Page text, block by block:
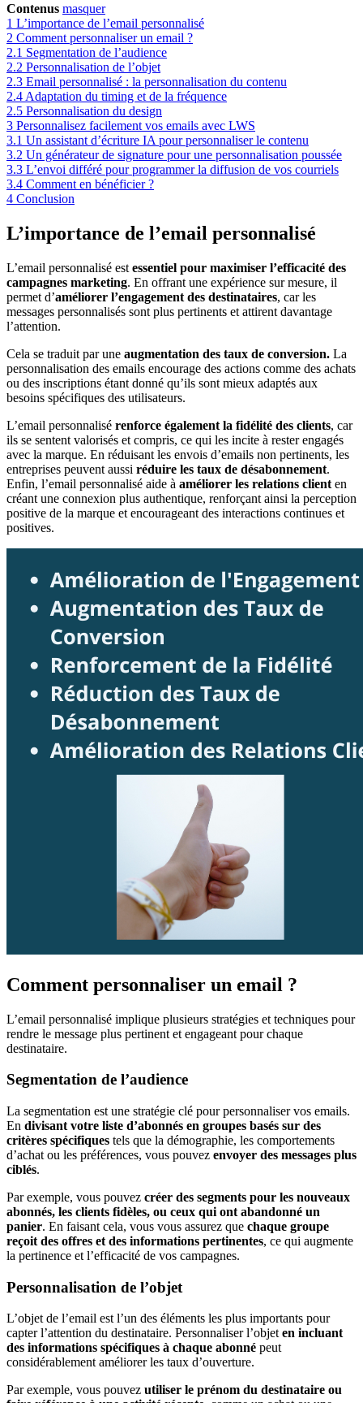
Contenus masquer
1 L’importance de l’email personnalisé
2 Comment personnaliser un email ?
2.1 Segmentation de l’audience
2.2 Personnalisation de l’objet
2.3 Email personnalisé : la personnalisation du contenu
2.4 Adaptation du timing et de la fréquence
2.5 Personnalisation du design
3 Personnalisez facilement vos emails avec LWS
3.1 Un assistant d’écriture IA pour personnaliser le contenu
3.2 Un générateur de signature pour une personnalisation poussée
3.3 L’envoi différé pour programmer la diffusion de vos courriels
3.4 Comment en bénéficier ?
4 Conclusion
L’importance de l’email personnalisé
L’email personnalisé est essentiel pour maximiser l’efficacité des
campagnes marketing. En offrant une expérience sur mesure, il
permet d’améliorer l’engagement des destinataires, car les
messages personnalisés sont plus pertinents et attirent davantage
l’attention.
Cela se traduit par une augmentation des taux de conversion. La
personnalisation des emails encourage des actions comme des achats
ou des inscriptions étant donné qu’ils sont mieux adaptés aux
besoins spécifiques des utilisateurs.
L’email personnalisé renforce également la fidélité des clients, car
ils se sentent valorisés et compris, ce qui les incite à rester engagés
avec la marque. En réduisant les envois d’emails non pertinents, les
entreprises peuvent aussi réduire les taux de désabonnement.
Enfin, l’email personnalisé aide à améliorer les relations client en
créant une connexion plus authentique, renforçant ainsi la perception
positive de la marque et encourageant des interactions continues et
positives.
Comment personnaliser un email ?
L’email personnalisé implique plusieurs stratégies et techniques pour
rendre le message plus pertinent et engageant pour chaque
destinataire.
Segmentation de l’audience
La segmentation est une stratégie clé pour personnaliser vos emails.
En divisant votre liste d’abonnés en groupes basés sur des
critères spécifiques tels que la démographie, les comportements
d’achat ou les préférences, vous pouvez envoyer des messages plus
ciblés.
Par exemple, vous pouvez créer des segments pour les nouveaux
abonnés, les clients fidèles, ou ceux qui ont abandonné un
panier. En faisant cela, vous vous assurez que chaque groupe
reçoit des offres et des informations pertinentes, ce qui augmente
la pertinence et l’efficacité de vos campagnes.
Personnalisation de l’objet
L’objet de l’email est l’un des éléments les plus importants pour
capter l’attention du destinataire. Personnaliser l’objeten incluant
des informations spécifiques à chaque abonné peut
considérablement améliorer les taux d’ouverture.
Par exemple, vous pouvez utiliser le prénom du destinataire ou